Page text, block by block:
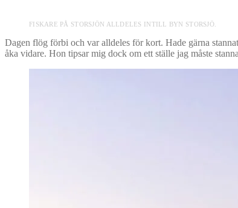
FISKARE PÅ STORSJÖN ALLDELES INTILL BYN STORSJÖ.
Dagen flög förbi och var alldeles för kort. Hade gärna
åka vidare. Hon tipsar mig dock om ett ställe jag måste